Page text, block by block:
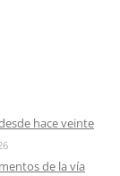
hace veinte
de la vía